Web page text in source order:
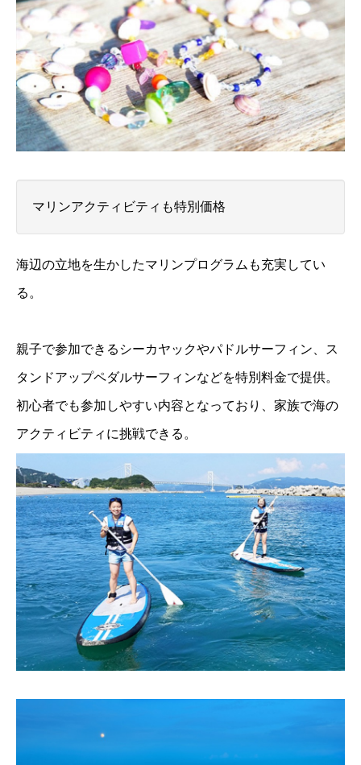
マリンアクティビティも特別価格
海辺の立地を生かしたマリンプログラムも充実してい
る。
親子で参加できるシーカヤックやパドルサーフィン、ス
タンドアップペダルサーフィンなどを特別料金で提供。
初心者でも参加しやすい内容となっており、家族で海の
アクティビティに挑戦できる。